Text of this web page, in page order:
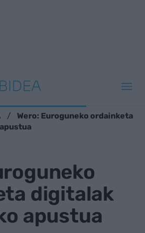
Wero: Euroguneko ordainketa
digitalak
apustua